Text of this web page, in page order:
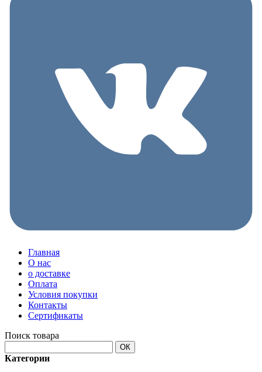
Главная
О нас
о доставке
Оплата
Условия покупки
Контакты
Сертификаты
Поиск товара
ОК
Категории